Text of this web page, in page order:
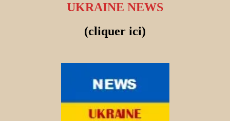
UKRAINE NEWS
(cliquer ici)